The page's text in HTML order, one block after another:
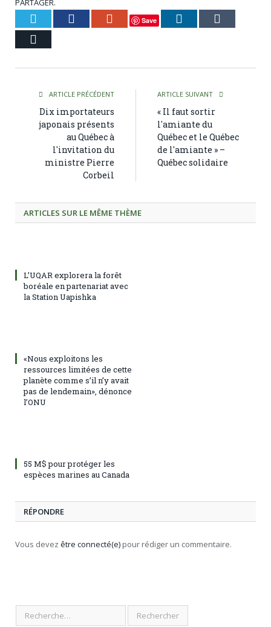
PARTAGER.
Twitter Facebook Google+
Save LinkedIn
ARTICLE PRÉCÉDENT
Dix importateurs
japonais présents
au Québec à
l'invitation du
ministre Pierre
Corbeil
ARTICLE SUIVANT
« Il faut sortir
l'amiante du
Québec et le Québec
de l'amiante » –
Québec solidaire
ARTICLES SUR LE MÊME THÈME
L’UQAR explorera la forêt
boréale en partenariat avec
la Station Uapishka
«Nous exploitons les
ressources limitées de cette
planète comme s’il n’y avait
pas de lendemain», dénonce
l’ONU
55 M$ pour protéger les
espèces marines au Canada
RÉPONDRE
Vous devez être connecté(e) pour rédiger un commentaire.